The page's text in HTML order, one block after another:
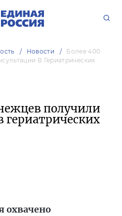
Новости
Более 400
В Гериатрических
получили
гериатрических
охвачено